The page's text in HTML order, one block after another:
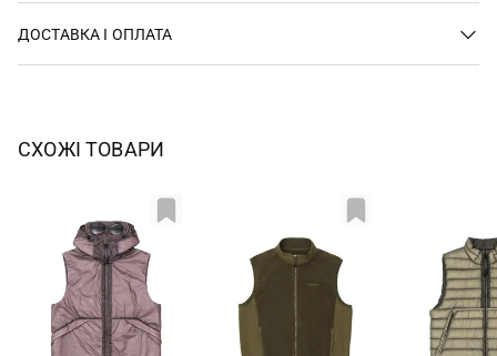
ДОСТАВКА І ОПЛАТА
СХОЖІ ТОВАРИ